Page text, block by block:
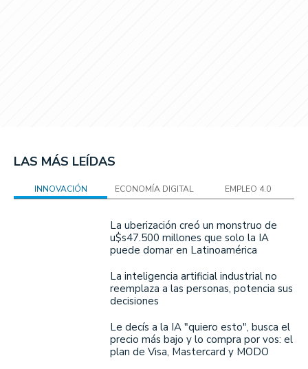
LAS MÁS LEÍDAS
INNOVACIÓN ECONOMÍA DIGITAL EMPLEO 4.0
La uberización creó un monstruo de
u$s47.500 millones que solo la IA
puede domar en Latinoamérica
La inteligencia artificial industrial no
reemplaza a las personas, potencia sus
decisiones
Le decís a la IA "quiero esto", busca el
precio más bajo y lo compra por vos: el
plan de Visa, Mastercard y MODO